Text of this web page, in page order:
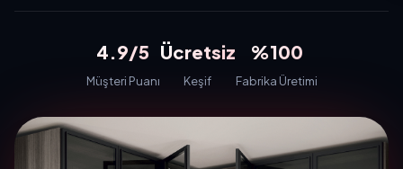
4.9/5
Müşteri Puanı
Ücretsiz
Keşif
%100
Fabrika Üretimi